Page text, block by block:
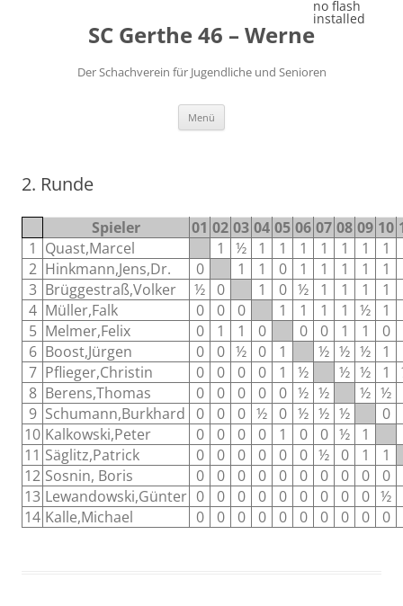
SC Gerthe 46 – Werne
Der Schachverein für Jugendliche und Senioren
Menü
2. Runde
Spieler 01 02 03 04 05 06 07 08 09 10
1 Quast,Marcel 1 ½ 1 1 1 1 1 1 1
2 Hinkmann,Jens,Dr. 0 1 1 0 1 1 1 1 1
3 Brüggestraß,Volker ½ 0 1 0 ½ 1 1 1 1
4 Müller,Falk 0 0 0 1 1 1 1 ½ 1
5 Melmer,Felix 0 1 1 0 0 0 1 1 0
6 Boost,Jürgen 0 0 ½ 0 1 ½ ½ ½ 1
7 Pflieger,Christin 0 0 0 0 1 ½ ½ ½ 1
8 Berens,Thomas 0 0 0 0 0 ½ ½ ½ ½
9 Schumann,Burkhard 0 0 0 ½ 0 ½ ½ ½ 0
10 Kalkowski,Peter 0 0 0 0 1 0 0 ½ 1
11 Säglitz,Patrick 0 0 0 0 0 0 ½ 0 1
1
12 Sosnin, Boris 0 0 0 0 0 0 0 0 0 0
13 Lewandowski,Günter 0 0 0 0 0 0 0 0 0 ½
14 Kalle,Michael 0 0 0 0 0 0 0 0 0 0
no flash
installed